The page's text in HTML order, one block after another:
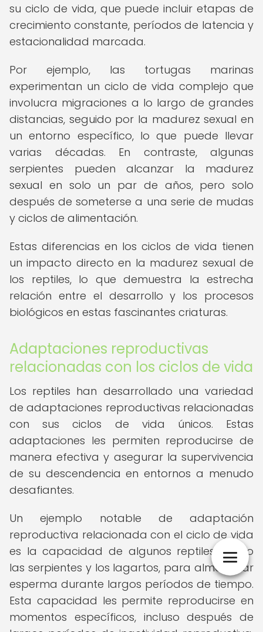
su ciclo de vida, que puede incluir etapas de
crecimiento constante, períodos de latencia y
estacionalidad marcada.
Por ejemplo, las tortugas marinas
experimentan un ciclo de vida complejo que
involucra migraciones a lo largo de grandes
distancias, seguido por la madurez sexual en
un entorno específico, lo que puede llevar
varias décadas. En contraste, algunas
serpientes pueden alcanzar la madurez
sexual en solo un par de años, pero solo
después de someterse a una serie de mudas
y ciclos de alimentación.
Estas diferencias en los ciclos de vida tienen
un impacto directo en la madurez sexual de
los reptiles, lo que demuestra la estrecha
relación entre el desarrollo y los procesos
biológicos en estas fascinantes criaturas.
Adaptaciones reproductivas
relacionadas con los ciclos de vida
Los reptiles han desarrollado una variedad
de adaptaciones reproductivas relacionadas
con sus ciclos de vida únicos. Estas
adaptaciones les permiten reproducirse de
manera efectiva y asegurar la supervivencia
de su descendencia en entornos a menudo
desafiantes.
Un ejemplo notable de adaptación
reproductiva relacionada con el ciclo de vida
es la capacidad de algunos reptiles, como
las serpientes y los lagartos, para almacenar
esperma durante largos períodos de tiempo.
Esta capacidad les permite reproducirse en
momentos específicos, incluso después de